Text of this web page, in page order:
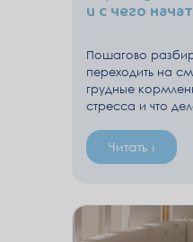
и с чего
Пошагово
переходить на
грудные
стресса и что
Читать ›